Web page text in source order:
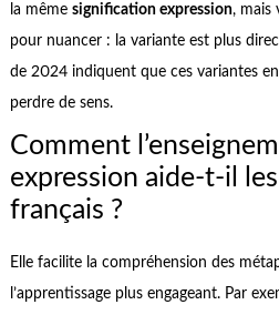
la même signification expression, mais
pour nuancer : la variante est plus
de 2024 indiquent que ces variantes
perdre de sens.
Comment
expression aide-t-il
français ?
Elle facilite la compréhension des
l’apprentissage plus engageant. Par